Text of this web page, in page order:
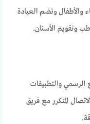
وتضم العيادة
وتقويم الأسنان.
الرسمي والتطبيقات
المتكرر مع فريق